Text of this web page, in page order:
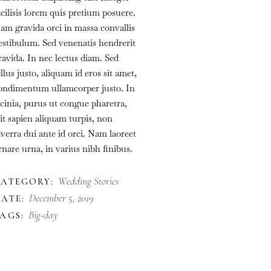
lorem quis pretium posuere.
gravida orci in massa convallis
Sed venenatis hendrerit
In nec lectus diam. Sed
justo, aliquam id eros sit amet,
ullamcorper justo. In
purus ut congue pharetra,
sapien aliquam turpis, non
dui ante id orci. Nam laoreet
urna, in varius nibh finibus.
Wedding Stories
December 5, 2019
Big-day